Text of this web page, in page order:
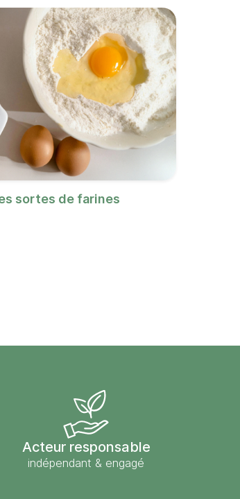
sortes de farines
Acteur responsable
indépendant & engagé